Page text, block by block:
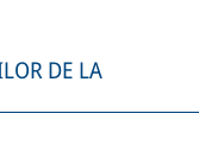
DE LA